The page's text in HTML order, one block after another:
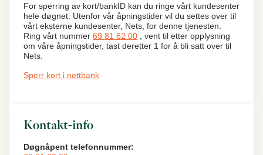
For sperring av kort/bankID kan du ringe vårt kundesenter
hele døgnet. Utenfor vår åpningstider vil du settes over til
vårt eksterne kundesenter, Nets, for denne tjenesten.
Ring vårt nummer 69 81 62 00 , vent til etter opplysning
om våre åpningstider, tast deretter 1 for å bli satt over til
Nets.
Sperr kort i nettbank
Kontakt-info
Døgnåpent telefonnummer: